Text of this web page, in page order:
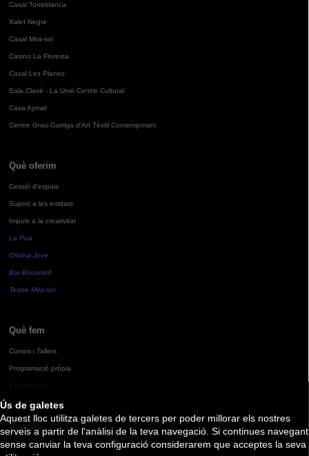
Ús de galetes
Aquest lloc utilitza galetes de tercers per poder millorar els nostres
serveis a partir de l'anàlisi de la teva navegació. Si continues navegant
sense canviar la teva configuració considerarem que acceptes la seva
Casal Torreblanca
Xalet Negre
Casal Mira-sol
Casino La Floresta
Casal Les Planes
Sala Clavé - La Unió Centre Cultural
Casa Aymat
Centre Grau-Garriga d'Art Tèxtil Contemporani
Què oferim
Cessió d'espais
Suport a les entitats
Impuls a la creativitat
La Pua
Oficina Jove
Bar Bocamoll
Teatre Mira-sol
Què fem
Cursos i Tallers
Programació pròpia
Agenda